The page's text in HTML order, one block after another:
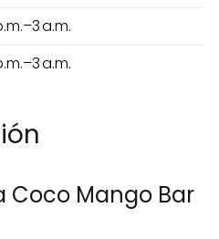
a.m.
a.m.
Coco Mango Bar